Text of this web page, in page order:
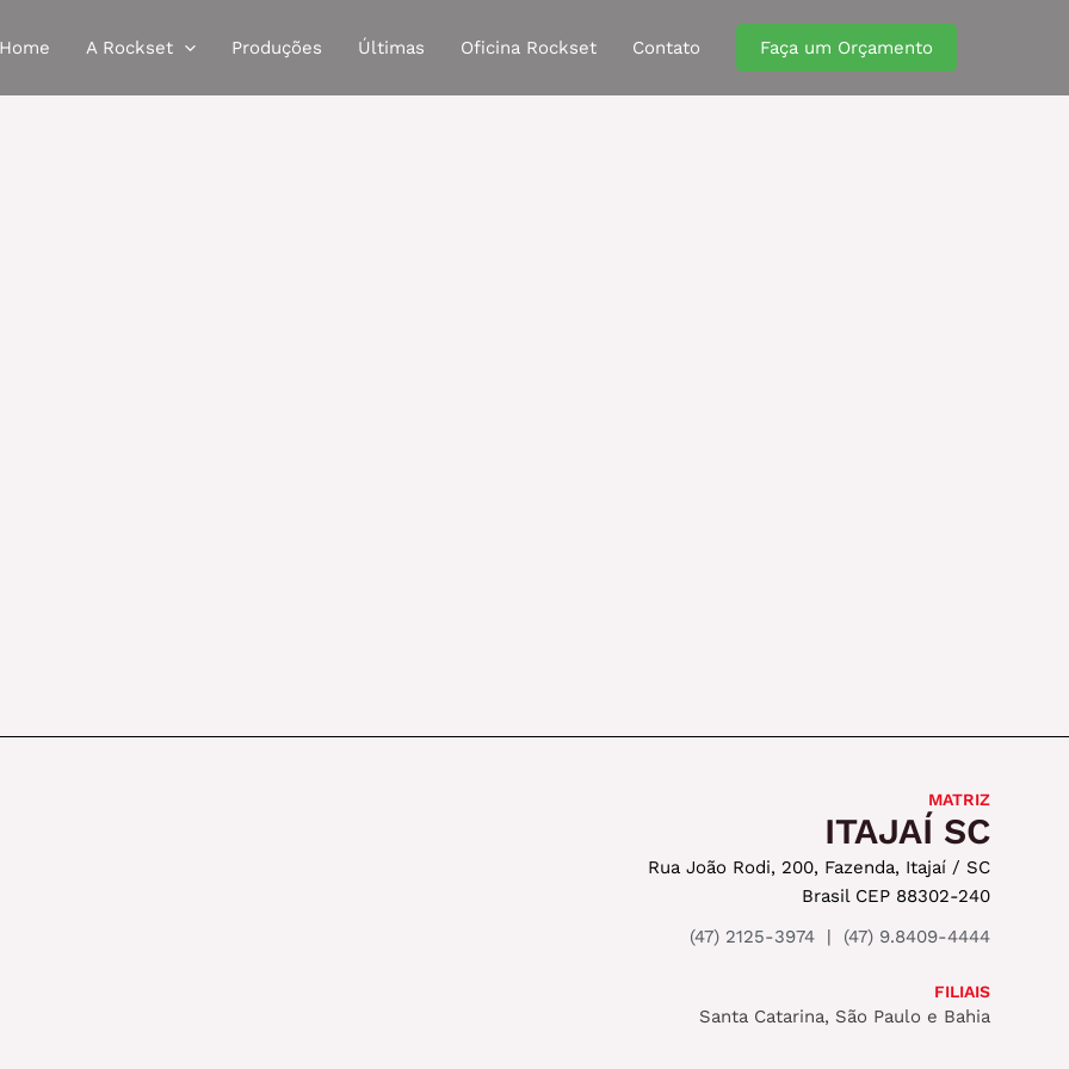
Home A Rockset Produções Últimas Oficina Rockset Contato Faça um Orçamento
MATRIZ
ITAJAÍ SC
Rua João Rodi, 200, Fazenda, Itajaí / SC
Brasil CEP 88302-240
(47) 2125-3974
| (47) 9.8409-4444
FILIAIS
Santa Catarina, São Paulo e Bahia